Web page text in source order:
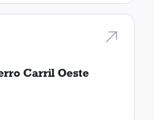
Carril Oeste